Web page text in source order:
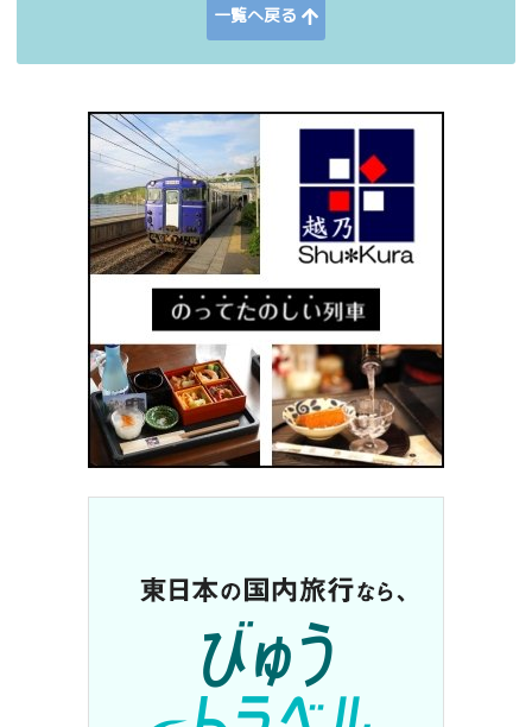
一覧へ戻る